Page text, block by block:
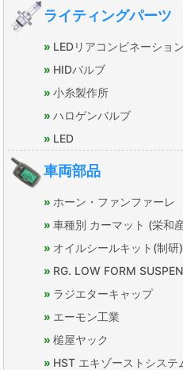
ライティングパーツ
LEDリアコンビネーショ
HIDバルブ
小糸製作所
ハロゲンバルブ
LED
車両部品
ホーン・ファンファーレ
車種別 カーマット (栄和
オイルシールキット(制研)
RG. LOW FORM
ラジエターキャップ
エーモン工業
槌屋ヤック
HST エキゾーストシステ